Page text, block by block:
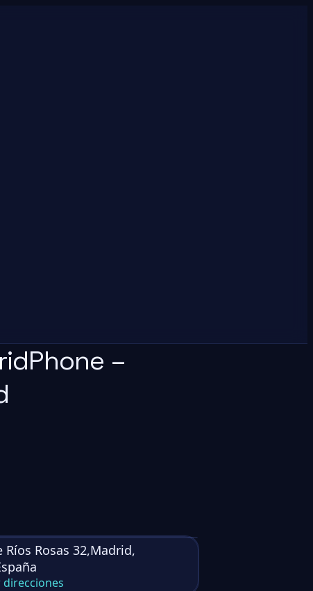
–
Ríos Rosas 32,Madrid,